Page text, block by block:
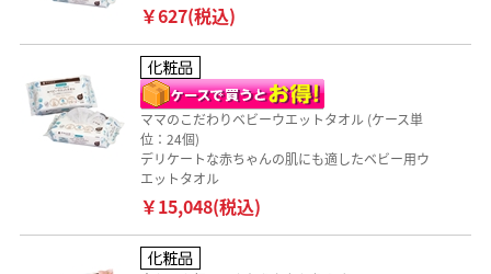
￥627(税込)
ママのこだわりベビーウエットタオル (ケース単
位：24個)
デリケートな赤ちゃんの肌にも適したベビー用ウ
エットタオル
￥15,048(税込)